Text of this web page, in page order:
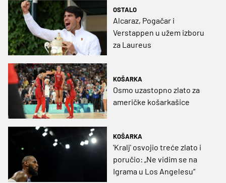
OSTALO
Alcaraz, Pogačar i
Verstappen u užem izboru
za Laureus
KOŠARKA
Osmo uzastopno zlato za
američke košarkašice
KOŠARKA
'Kralj' osvojio treće zlato i
poručio: „Ne vidim se na
Igrama u Los Angelesu“